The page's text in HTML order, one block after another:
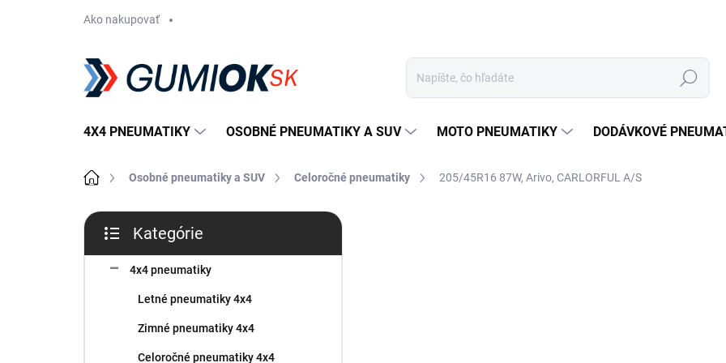
Ako nakupovať
Hľadať
4X4 PNEUMATIKY OSOBNÉ PNEUMATIKY A SUV MOTO PNEUMATIKY DODÁVKOVÉ
DomovOsobné pneumatiky a SUV Celoročné pneumatiky 205/45R16 87W, Arivo, CARLORFUL A/S
B
č
kategórie
Kategórie
4x4 pneumatiky
Letné pneumatiky 4x4
Zimné pneumatiky 4x4
Celoročné pneumatiky 4x4